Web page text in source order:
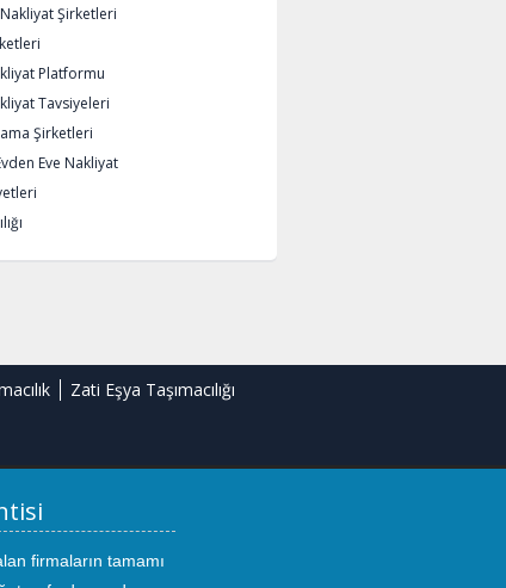
Şirketleri
Platformu
Tavsiyeleri
Şirketleri
Eve Nakliyat
Zati Eşya Taşımacılığı
firmaların tamamı